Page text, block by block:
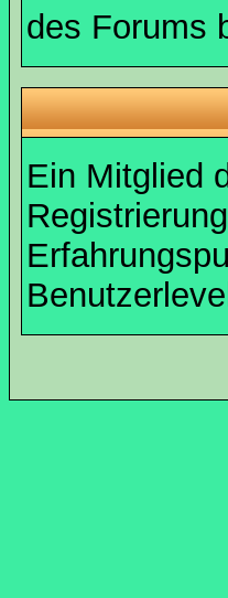
des Forums
Ein Mitglied